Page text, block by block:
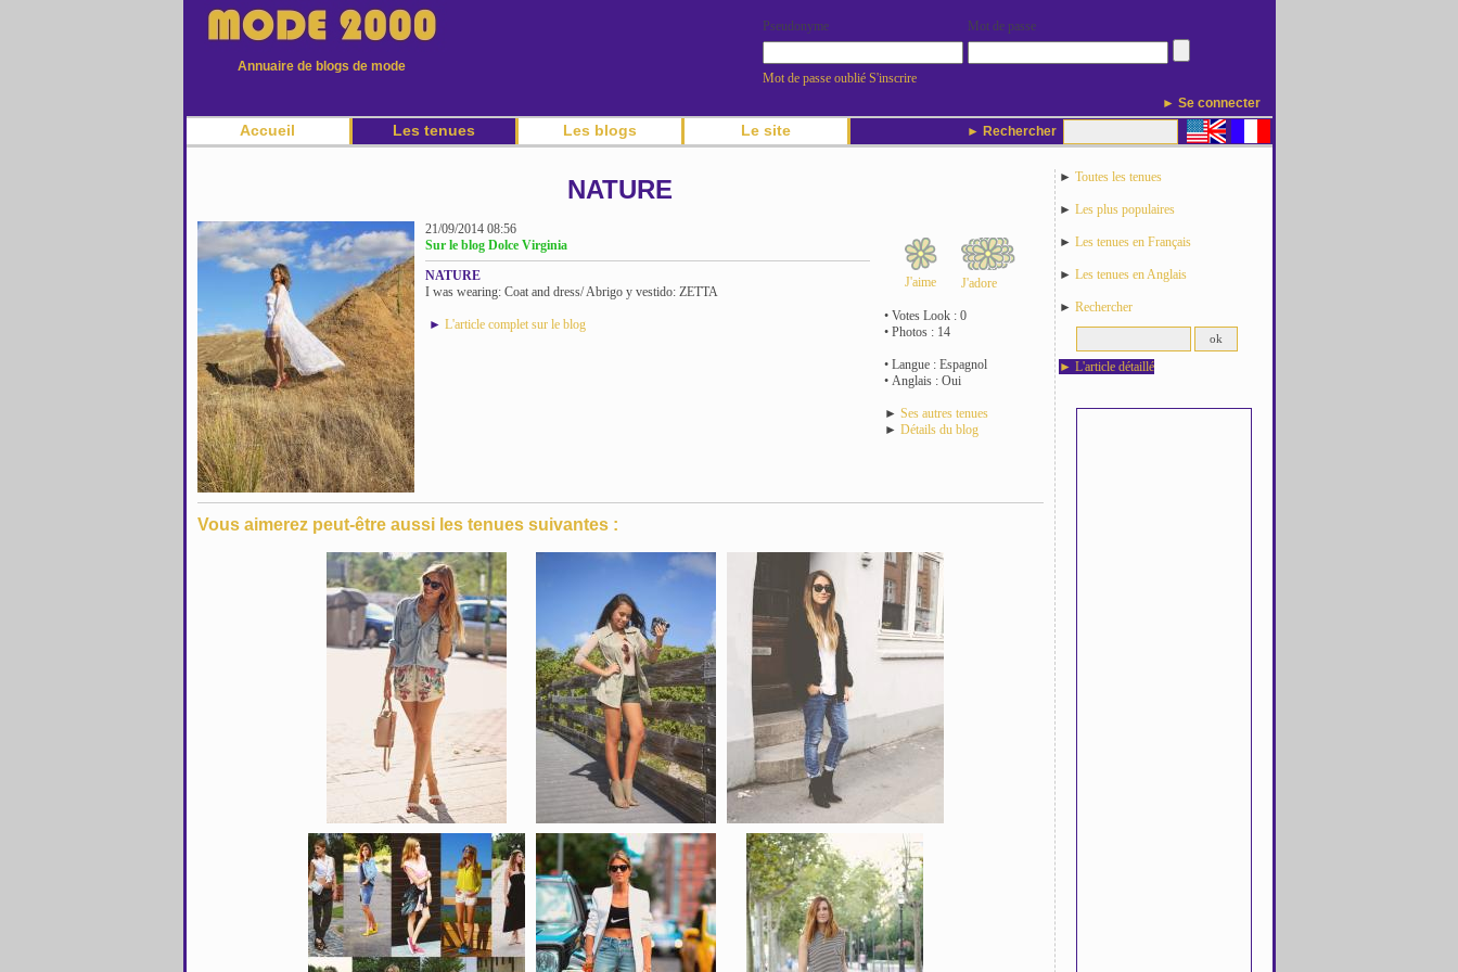
Annuaire de blogs de mode
Pseudonyme Mot de passe
Mot de passe oublié S'inscrire
► Se connecter
► Rechercher
Accueil Les tenues Les blogs Le site
NATURE
21/09/2014 08:56
Sur le blog Dolce Virginia
NATURE
I was wearing: Coat and dress/ Abrigo y vestido: ZETTA
► L'article complet sur le blog
J'aime J'adore
• Votes Look : 0
• Photos : 14
• Langue : Espagnol
• Anglais : Oui
► Ses autres tenues
► Détails du blog
Vous aimerez peut-être aussi les tenues suivantes :
► Toutes les tenues
► Les plus populaires
► Les tenues en Français
► Les tenues en Anglais
► Rechercher
► L'article détaillé